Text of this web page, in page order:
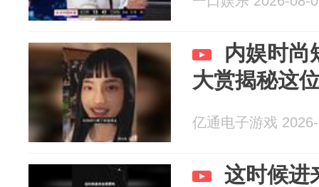
内娱时尚
大赏揭秘这
亿通电子游戏
这时候进